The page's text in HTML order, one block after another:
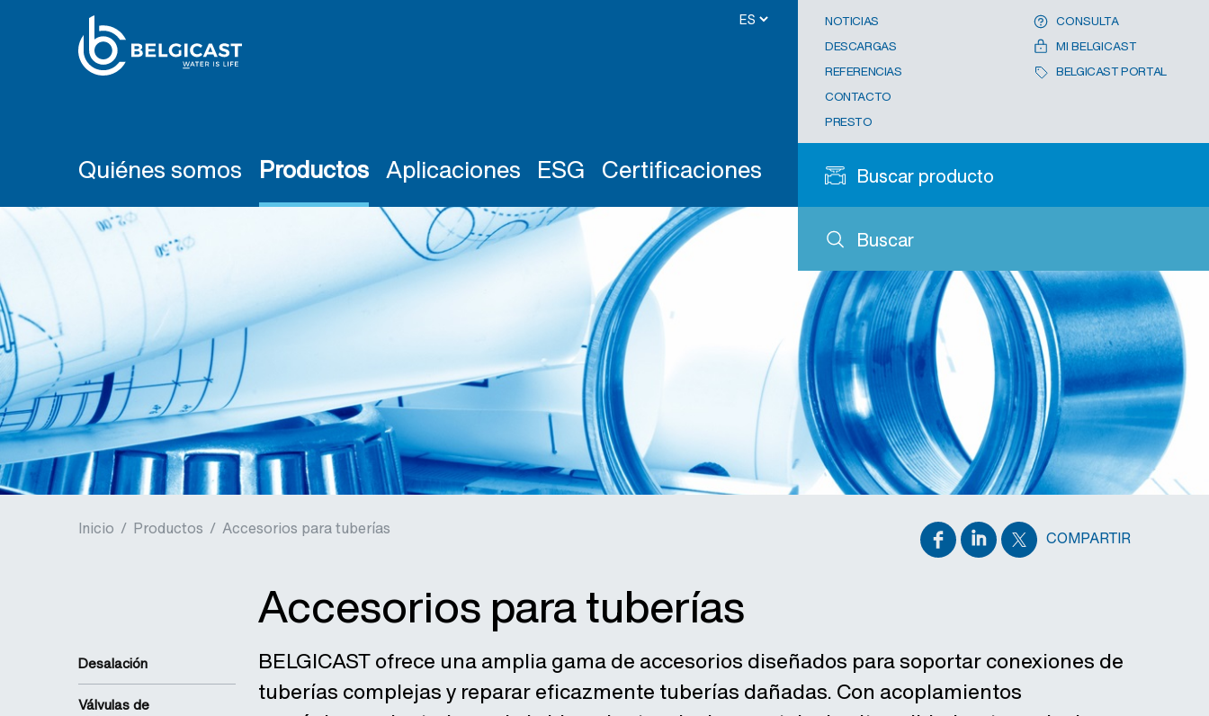
Quiénes somos Productos Aplicaciones ESG Certificaciones
Buscar
Buscar producto
NOTICIAS
DESCARGAS
REFERENCIAS
CONTACTO
PRESTO
CONSULTA
MI BELGICAST
BELGICAST PORTAL
Inicio / Productos / Accesorios para tuberías COMPARTIR
Desalación
Válvulas de
Accesorios para tuberías
BELGICAST ofrece una amplia gama de accesorios diseñados para soportar conexiones de
tuberías complejas y reparar eficazmente tuberías dañadas. Con acoplamientos